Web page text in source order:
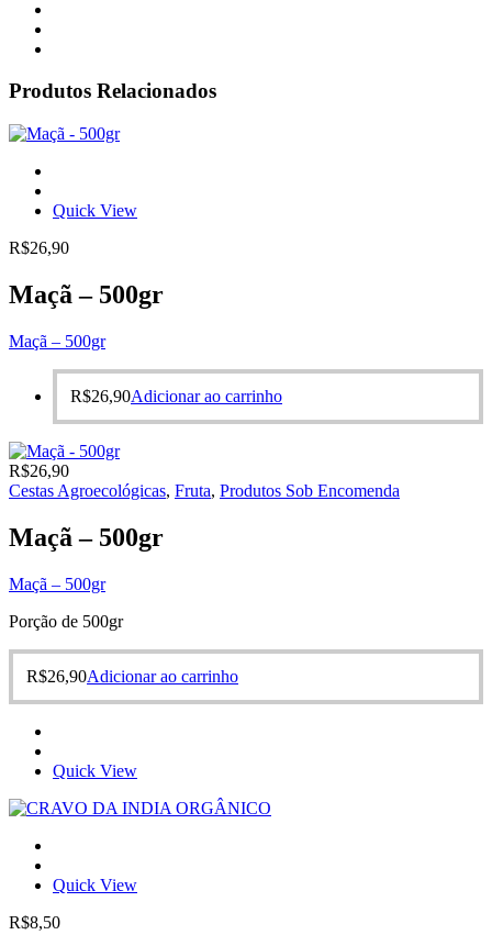
Produtos Relacionados
Quick View
R$26,90
Maçã – 500gr
Maçã – 500gr
R$26,90Adicionar ao carrinho
R$26,90
Cestas Agroecológicas, Fruta, Produtos Sob Encomenda
Maçã – 500gr
Maçã – 500gr
Porção de 500gr
R$26,90Adicionar ao carrinho
Quick View
Quick View
R$8,50